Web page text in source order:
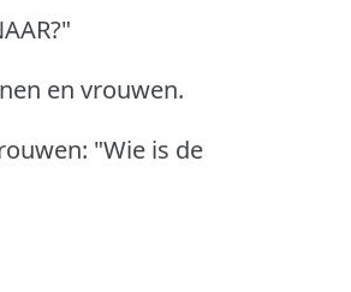
en vrouwen.
"Wie is de